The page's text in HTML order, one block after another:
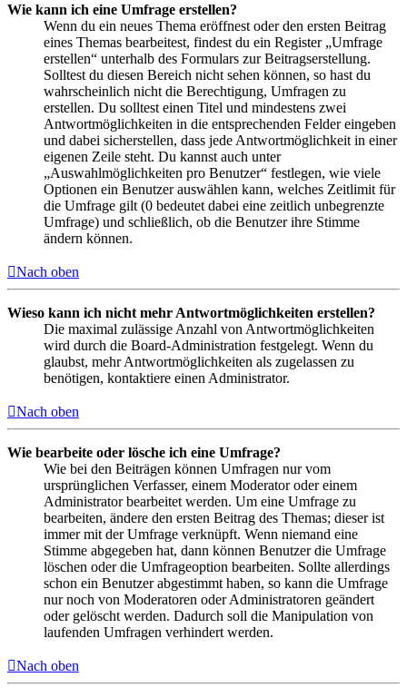
Wie kann ich eine Umfrage erstellen?
Wenn du ein neues Thema eröffnest oder den ersten Beitrag
eines Themas bearbeitest, findest du ein Register „Umfrage
erstellen“ unterhalb des Formulars zur Beitragserstellung.
Solltest du diesen Bereich nicht sehen können, so hast du
wahrscheinlich nicht die Berechtigung, Umfragen zu
erstellen. Du solltest einen Titel und mindestens zwei
Antwortmöglichkeiten in die entsprechenden Felder eingeben
und dabei sicherstellen, dass jede Antwortmöglichkeit in einer
eigenen Zeile steht. Du kannst auch unter
„Auswahlmöglichkeiten pro Benutzer“ festlegen, wie viele
Optionen ein Benutzer auswählen kann, welches Zeitlimit für
die Umfrage gilt (0 bedeutet dabei eine zeitlich unbegrenzte
Umfrage) und schließlich, ob die Benutzer ihre Stimme
ändern können.
Nach oben
Wieso kann ich nicht mehr Antwortmöglichkeiten erstellen?
Die maximal zulässige Anzahl von Antwortmöglichkeiten
wird durch die Board-Administration festgelegt. Wenn du
glaubst, mehr Antwortmöglichkeiten als zugelassen zu
benötigen, kontaktiere einen Administrator.
Nach oben
Wie bearbeite oder lösche ich eine Umfrage?
Wie bei den Beiträgen können Umfragen nur vom
ursprünglichen Verfasser, einem Moderator oder einem
Administrator bearbeitet werden. Um eine Umfrage zu
bearbeiten, ändere den ersten Beitrag des Themas; dieser ist
immer mit der Umfrage verknüpft. Wenn niemand eine
Stimme abgegeben hat, dann können Benutzer die Umfrage
löschen oder die Umfrageoption bearbeiten. Sollte allerdings
schon ein Benutzer abgestimmt haben, so kann die Umfrage
nur noch von Moderatoren oder Administratoren geändert
oder gelöscht werden. Dadurch soll die Manipulation von
laufenden Umfragen verhindert werden.
Nach oben